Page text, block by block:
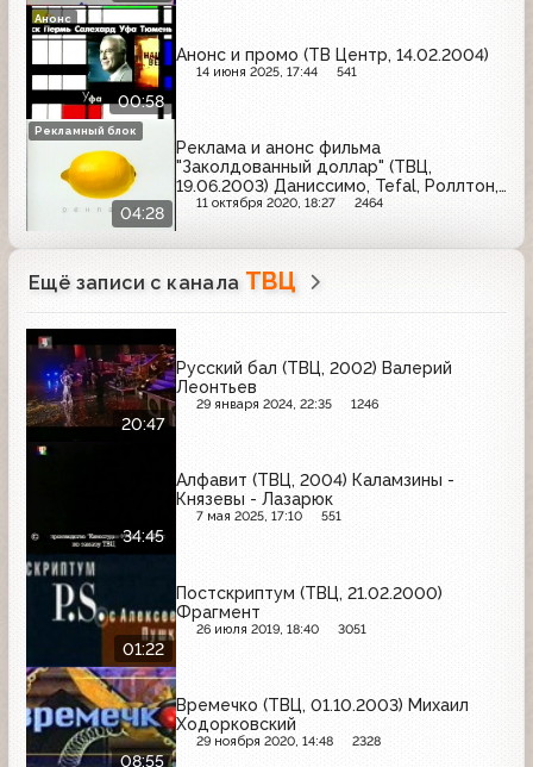
00:58
Анонс и промо (ТВ Центр, 14.02.2004)
14 июня 2025, 17:44 541
Анонс
04:28
Реклама и анонс фильма
"Заколдованный доллар" (ТВЦ,
19.06.2003) Даниссимо, Tefal, Роллтон,
Национальный медико-хирургический
Maggi, ТЦ "Динамо", Мегалото, Ariel
11 октября 2020, 18:27 2464
Рекламный блок
Ещё записи с канала ТВЦ
20:47
Русский бал (ТВЦ, 2002) Валерий
Леонтьев
29 января 2024, 22:35 1246
34:45
Алфавит (ТВЦ, 2004) Каламзины -
Князевы - Лазарюк
7 мая 2025, 17:10 551
01:22
Постскриптум (ТВЦ, 21.02.2000)
Фрагмент
26 июля 2019, 18:40 3051
08:55
Времечко (ТВЦ, 01.10.2003) Михаил
Ходорковский
29 ноября 2020, 14:48 2328